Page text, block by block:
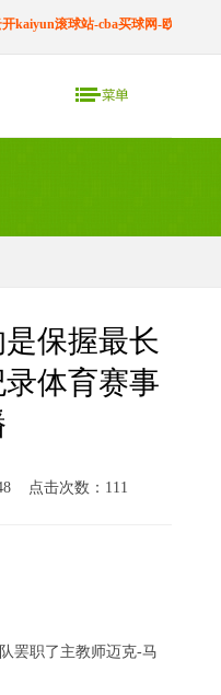
kaiyun滚球站-cba买球网-欧预赛
保握最长
体育赛事
点击次数：111
罢职了主教师迈克-马